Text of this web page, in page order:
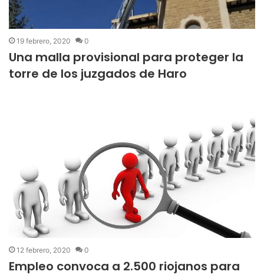
19 febrero, 2020 0
Una malla provisional para proteger la
torre de los juzgados de Haro
12 febrero, 2020 0
Empleo convoca a 2.500 riojanos para